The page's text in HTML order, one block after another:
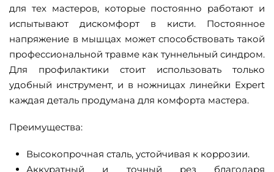
для тех мастеров, которые постоянно работают и
испытывают дискомфорт в кисти. Постоянное
напряжение в мышцах может способствовать такой
профессиональной травме как туннельный синдром.
Для профилактики стоит использовать только
удобный инструмент, и в ножницах линейки Expert
каждая деталь продумана для комфорта мастера.
Преимущества:
Высокопрочная сталь, устойчивая к коррозии.
Аккуратный и точный рез благодаря